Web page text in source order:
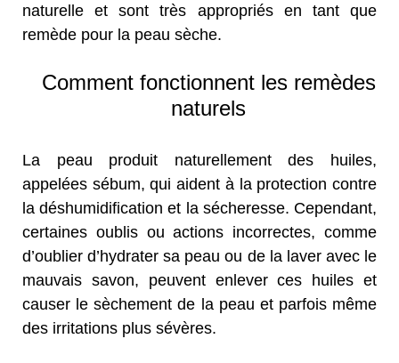
naturelle et sont très appropriés en tant que
remède pour la peau sèche.
Comment fonctionnent les remèdes
naturels
La peau produit naturellement des huiles,
appelées sébum, qui aident à la protection contre
la déshumidification et la sécheresse. Cependant,
certaines oublis ou actions incorrectes, comme
d’oublier d’hydrater sa peau ou de la laver avec le
mauvais savon, peuvent enlever ces huiles et
causer le sèchement de la peau et parfois même
des irritations plus sévères.